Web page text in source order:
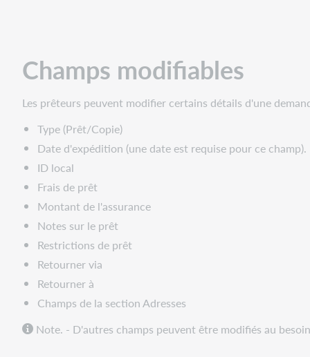
demande
de
Champs modifiables
Les prêteurs peuvent modifier certains détails d'une
Type (Prêt/Copie)
Date d'expédition (une date est requise pour ce champ).
ID local
Frais de prêt
Montant de l'assurance
Notes sur le prêt
Restrictions de prêt
Retourner via
Retourner à
Champs de la section Adresses
Note. - D'autres champs peuvent être modifiés au